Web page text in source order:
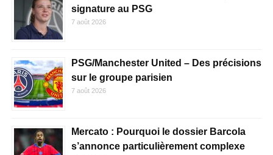
signature au PSG
7 août 2026
PSG/Manchester United – Des précisions
sur le groupe parisien
7 août 2026
Mercato : Pourquoi le dossier Barcola
s’annonce particulièrement complexe